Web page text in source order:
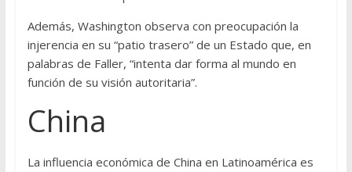
Además, Washington observa con preocupación la
injerencia en su “patio trasero” de un Estado que, en
palabras de Faller, “intenta dar forma al mundo en
función de su visión autoritaria”.
China
La influencia económica de China en Latinoamérica es